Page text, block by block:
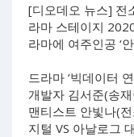
[디오데오 뉴스] 전
라마 스테이지
라마에 여주인공 ‘
드라마 ‘빅데이터
개발자 김서준(송
맨티스트 안빛나(
지털 VS 아날로그